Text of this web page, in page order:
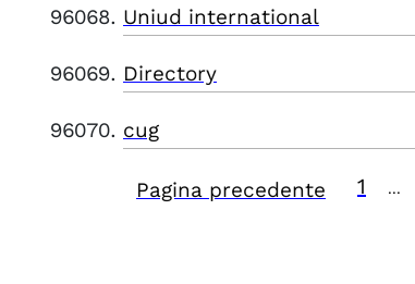
Uniud international
Directory
cug
Pagina precedente 1